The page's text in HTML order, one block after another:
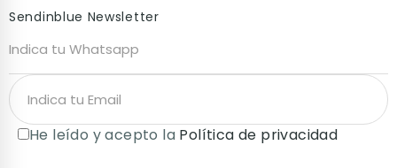
Sendinblue Newsletter
He leído y acepto la Política de privacidad